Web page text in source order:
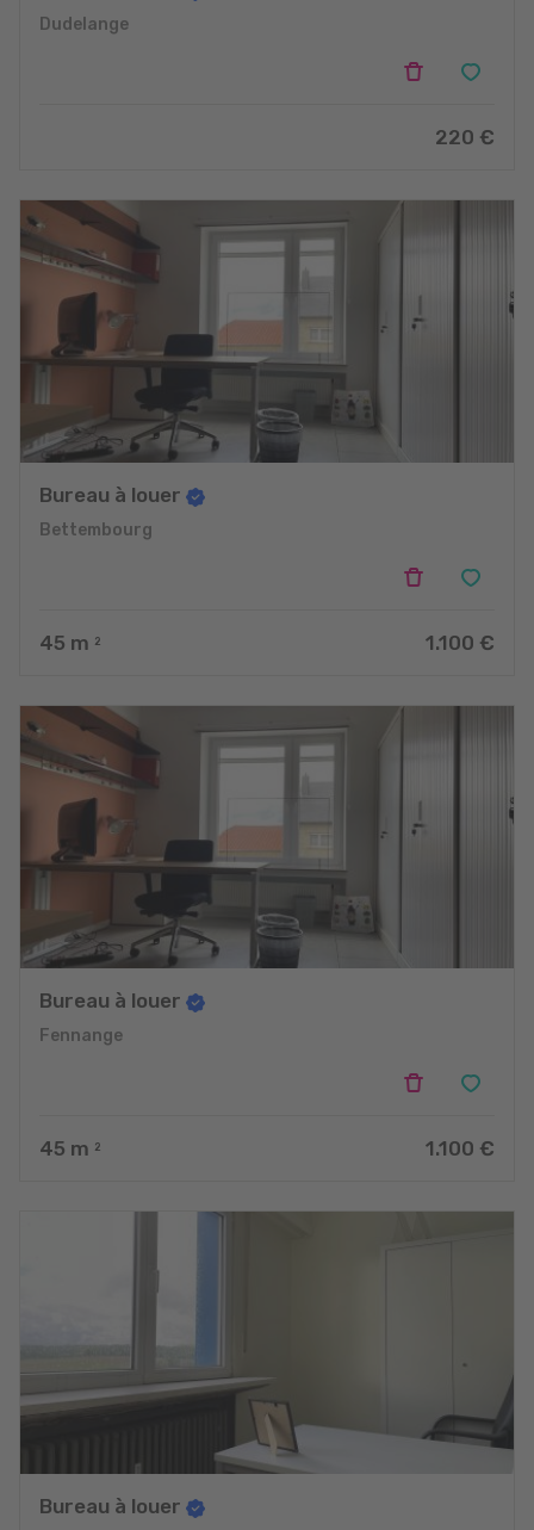
Dudelange
220 €
Bureau à louer
Bettembourg
45 m 2 1.100 €
Bureau à louer
Fennange
45 m 2 1.100 €
Bureau à louer